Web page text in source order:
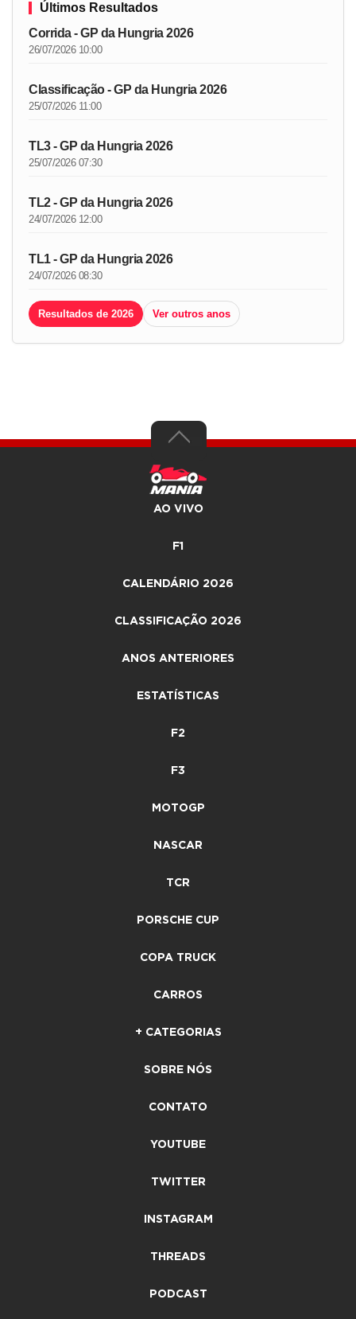
Últimos Resultados
Corrida - GP da Hungria 2026
26/07/2026 10:00
Classificação - GP da Hungria 2026
25/07/2026 11:00
TL3 - GP da Hungria 2026
25/07/2026 07:30
TL2 - GP da Hungria 2026
24/07/2026 12:00
TL1 - GP da Hungria 2026
24/07/2026 08:30
Resultados de 2026 Ver outros anos
AO VIVO
F1
CALENDÁRIO 2026
CLASSIFICAÇÃO 2026
ANOS ANTERIORES
ESTATÍSTICAS
F2
F3
MOTOGP
NASCAR
TCR
PORSCHE CUP
COPA TRUCK
CARROS
+ CATEGORIAS
SOBRE NÓS
CONTATO
YOUTUBE
TWITTER
INSTAGRAM
THREADS
PODCAST